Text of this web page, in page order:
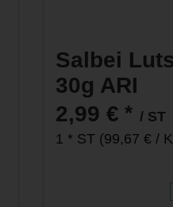
Salbei
30g ARI
2,99 € * / ST
1 * ST (99,67 € /